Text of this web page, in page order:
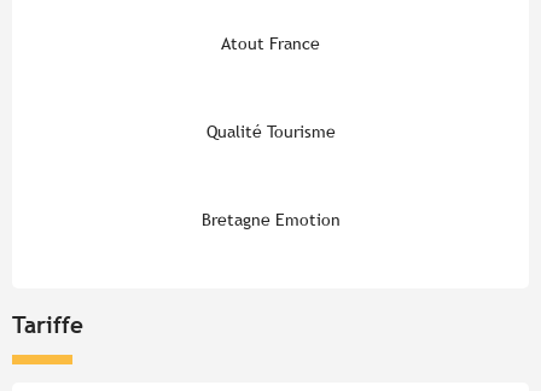
Atout France
Qualité Tourisme
Bretagne Emotion
Tariffe